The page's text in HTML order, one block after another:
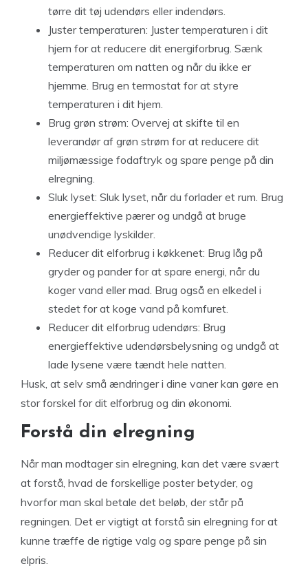
tørre dit tøj udendørs eller indendørs.
Juster temperaturen: Juster temperaturen i dit
hjem for at reducere dit energiforbrug. Sænk
temperaturen om natten og når du ikke er
hjemme. Brug en termostat for at styre
temperaturen i dit hjem.
Brug grøn strøm: Overvej at skifte til en
leverandør af grøn strøm for at reducere dit
miljømæssige fodaftryk og spare penge på din
elregning.
Sluk lyset: Sluk lyset, når du forlader et rum. Brug
energieffektive pærer og undgå at bruge
unødvendige lyskilder.
Reducer dit elforbrug i køkkenet: Brug låg på
gryder og pander for at spare energi, når du
koger vand eller mad. Brug også en elkedel i
stedet for at koge vand på komfuret.
Reducer dit elforbrug udendørs: Brug
energieffektive udendørsbelysning og undgå at
lade lysene være tændt hele natten.
Husk, at selv små ændringer i dine vaner kan gøre en
stor forskel for dit elforbrug og din økonomi.
Forstå din elregning
Når man modtager sin elregning, kan det være svært
at forstå, hvad de forskellige poster betyder, og
hvorfor man skal betale det beløb, der står på
regningen. Det er vigtigt at forstå sin elregning for at
kunne træffe de rigtige valg og spare penge på sin
elpris.